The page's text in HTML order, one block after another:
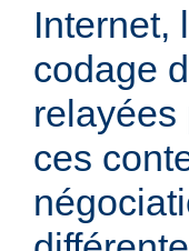
Internet,
codage
relayées
ces